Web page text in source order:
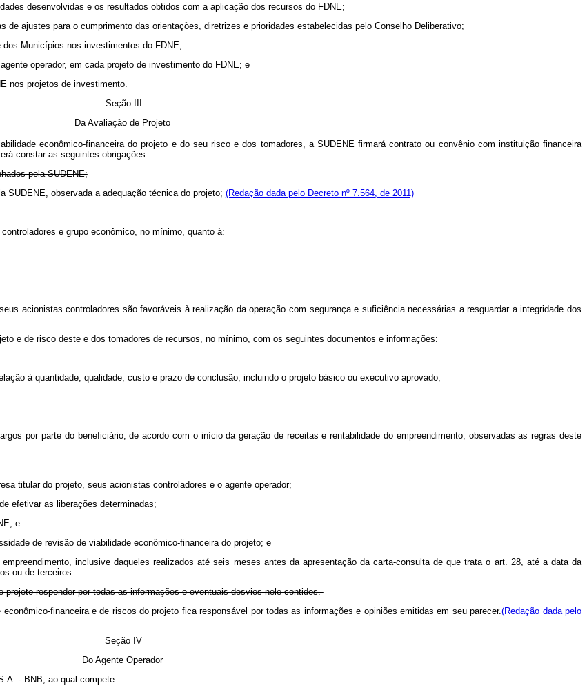
desenvolvidas e os resultados obtidos com a aplicação dos recursos do FDNE;
ajustes para o cumprimento das orientações, diretrizes e prioridades estabelecidas pelo Conselho Deliberativo;
Municípios nos investimentos do FDNE;
operador, em cada projeto de investimento do FDNE; e
nos projetos de investimento.
Seção III
Da Avaliação de Projeto
econômico-financeira do projeto e do seu risco e dos tomadores, a SUDENE firmará contrato ou convênio com instituição financeira
constar as seguintes obrigações:
pela SUDENE;
SUDENE, observada a adequação técnica do projeto; (Redação dada pelo Decreto nº 7.564, de 2011)
e grupo econômico, no mínimo, quanto à:
acionistas controladores são favoráveis à realização da operação com segurança e suficiência necessárias a resguardar a integridade dos
e de risco deste e dos tomadores de recursos, no mínimo, com os seguintes documentos e informações:
à quantidade, qualidade, custo e prazo de conclusão, incluindo o projeto básico ou executivo aprovado;
por parte do beneficiário, de acordo com o início da geração de receitas e rentabilidade do empreendimento, observadas as regras deste
titular do projeto, seus acionistas controladores e o agente operador;
efetivar as liberações determinadas;
e
de revisão de viabilidade econômico-financeira do projeto; e
inclusive daqueles realizados até seis meses antes da apresentação da carta-consulta de que trata o art. 28, até a data da
ou de terceiros.
responder por todas as informações e eventuais desvios nele contidos.
financeira e de riscos do projeto fica responsável por todas as informações e opiniões emitidas em seu parecer.(Redação dada pelo
Seção IV
Do Agente Operador
- BNB, ao qual compete: